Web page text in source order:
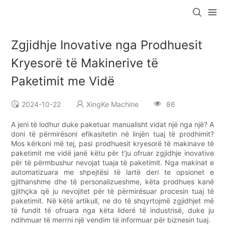
Zgjidhje Inovative nga Prodhuesit
Kryesorë të Makinerive të
Paketimit me Vidë
2024-10-22 XingKe Machine 86
A jeni të lodhur duke paketuar manualisht vidat një nga një? A
doni të përmirësoni efikasitetin në linjën tuaj të prodhimit?
Mos kërkoni më tej, pasi prodhuesit kryesorë të makinave të
paketimit me vidë janë këtu për t'ju ofruar zgjidhje inovative
për të përmbushur nevojat tuaja të paketimit. Nga makinat e
automatizuara me shpejtësi të lartë deri te opsionet e
gjithanshme dhe të personalizueshme, këta prodhues kanë
gjithçka që ju nevojitet për të përmirësuar procesin tuaj të
paketimit. Në këtë artikull, ne do të shqyrtojmë zgjidhjet më
të fundit të ofruara nga këta liderë të industrisë, duke ju
ndihmuar të merrni një vendim të informuar për biznesin tuaj.